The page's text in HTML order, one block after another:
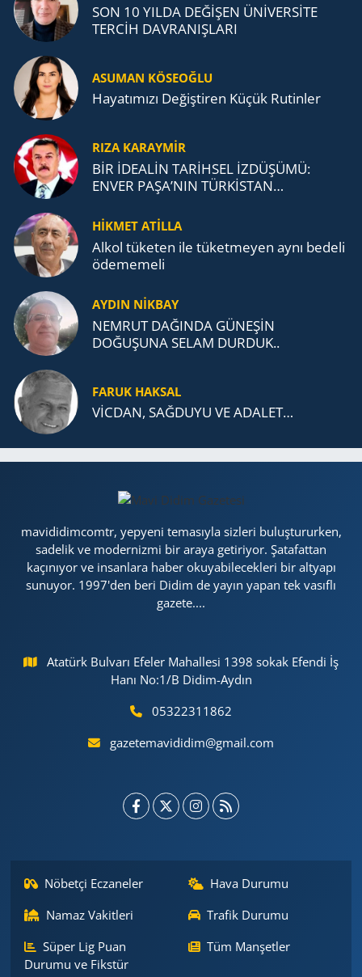
SON 10 YILDA DEĞİŞEN ÜNİVERSİTE
TERCİH DAVRANIŞLARI
ASUMAN KÖSEOĞLU
Ha­ya­tı­mı­zı De­ğiş­ti­ren Küçük Ru­tin­ler
RIZA KARAYMIR
BİR İDEALİN TARİHSEL İZDÜŞÜMÜ:
ENVER PAŞA’NIN TÜRKİSTAN
TEŞKİLATI’NA UZANAN MİRASI
HİKMET ATİLLA
Alkol tü­ke­ten ile tü­ket­me­yen aynı be­de­li
öde­me­me­li
AYDIN NİKBAY
NEMRUT DAĞINDA GÜNEŞİN
DOĞUŞUNA SELAM DURDUK..
FARUK HAKSAL
VİCDAN, SAĞ­DU­YU VE ADA­LET…
mavididimcomtr, yepyeni temasıyla sizleri buluştururken,
sadelik ve modernizmi bir araya getiriyor. Şatafattan
kaçınıyor ve insanlara haber okuyabilecekleri bir altyapı
sunuyor. 1997'den beri Didim de yayın yapan tek vasıflı
gazete....
Atatürk Bulvarı Efeler Mahallesi 1398 sokak Efendi İş
Hanı No:1/B Didim-Aydın
05322311862
gazetemavididim@gmail.com
Nöbetçi Eczaneler
Hava Durumu
Namaz Vakitleri
Trafik Durumu
Süper Lig Puan
Durumu ve Fikstür
Tüm Manşetler